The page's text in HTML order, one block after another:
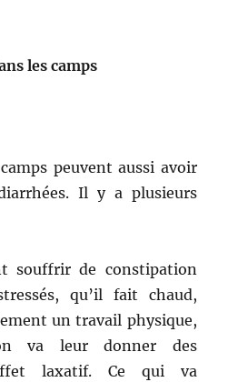
les camps
peuvent aussi avoir
Il y a plusieurs
souffrir de constipation
qu’il fait chaud,
un travail physique,
va leur donner des
laxatif. Ce qui va